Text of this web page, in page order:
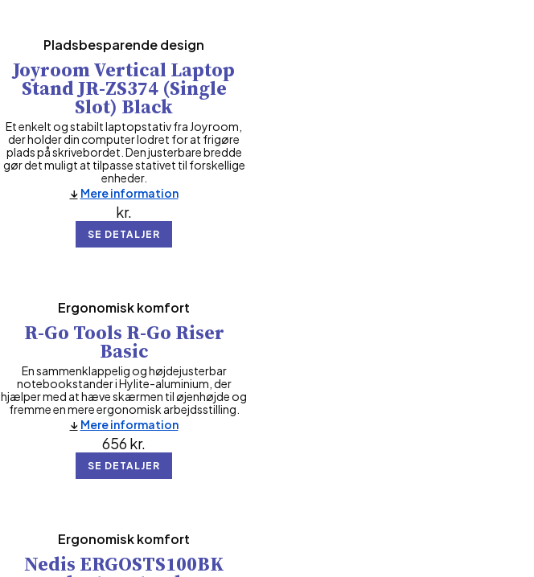
Pladsbesparende design
Joyroom Vertical Laptop
Stand JR-ZS374 (Single
Slot) Black
Et enkelt og stabilt laptopstativ fra Joyroom,
der holder din computer lodret for at frigøre
plads på skrivebordet. Den justerbare bredde
gør det muligt at tilpasse stativet til forskellige
enheder.
kr.
SE DETALJER
Mere information
Ergonomisk komfort
R-Go Tools R-Go Riser
Basic
En sammenklappelig og højdejusterbar
notebookstander i Hylite-aluminium, der
hjælper med at hæve skærmen til øjenhøjde og
fremme en mere ergonomisk arbejdsstilling.
656 kr.
SE DETALJER
Mere information
Ergonomisk komfort
Nedis ERGOSTS100BK